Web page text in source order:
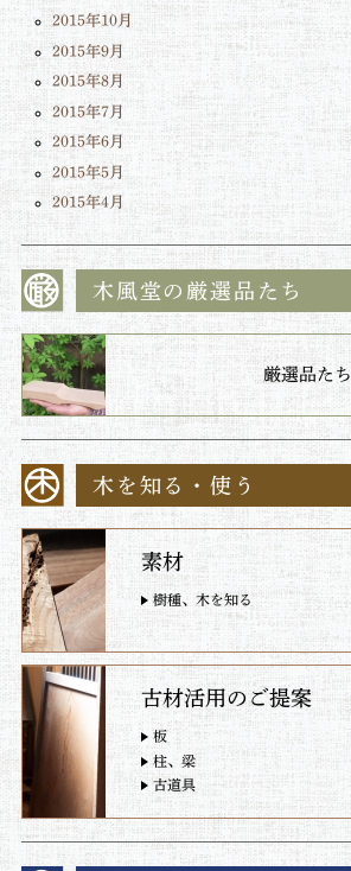
2015年10月
2015年9月
2015年8月
2015年7月
2015年6月
2015年5月
2015年4月
木風堂の厳選品たち
厳選品たち
木を知る・使う
素材
樹種、木を知る
古材活用のご提案
板
柱、梁
古道具